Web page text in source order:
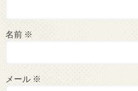
名前 ※
メール ※